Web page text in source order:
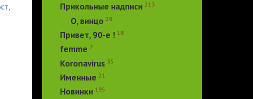
Прикольные надписи 213
О, винцо 28
Привет, 90-е ! 18
femme 7
Koronavirus 35
Именные 21
Новинки 195